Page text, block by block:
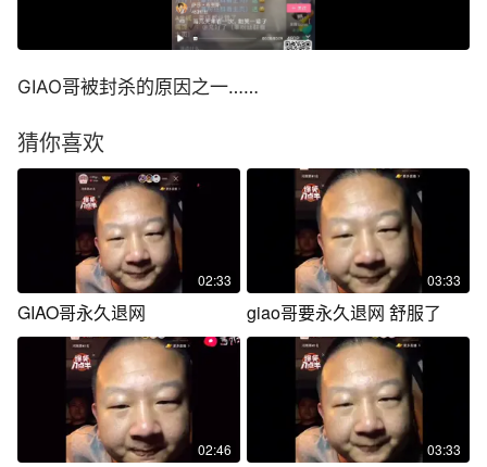
GIAO哥被封杀的原因之一……
猜你喜欢
02:33
GIAO哥永久退网
03:33
giao哥要永久退网 舒服了
02:46 03:33